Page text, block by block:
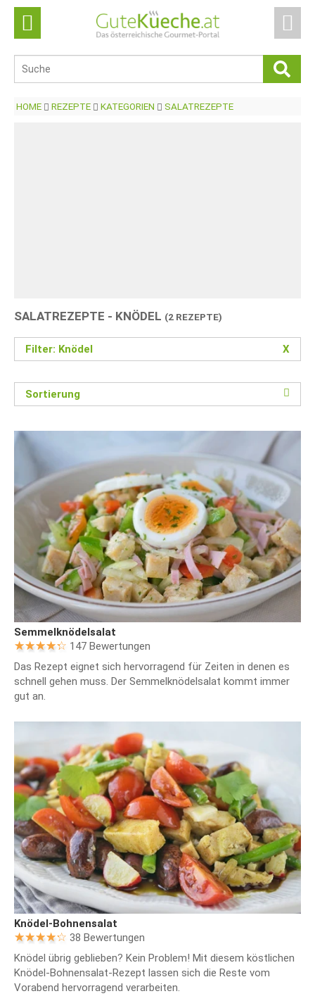
HOME REZEPTE KATEGORIEN SALATREZEPTE
SALATREZEPTE - KNÖDEL (2 REZEPTE)
Filter: Knödel X
Sortierung
Semmelknödelsalat
147 Bewertungen
Das Rezept eignet sich hervorragend für Zeiten in denen es
schnell gehen muss. Der Semmelknödelsalat kommt immer
gut an.
Knödel-Bohnensalat
38 Bewertungen
Knödel übrig geblieben? Kein Problem! Mit diesem köstlichen
Knödel-Bohnensalat-Rezept lassen sich die Reste vom
Vorabend hervorragend verarbeiten.